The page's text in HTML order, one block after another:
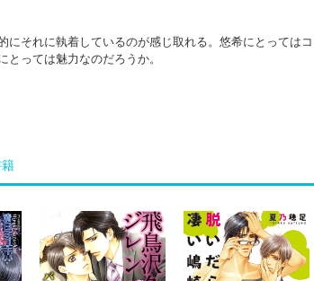
にそれに執着しているのが感じ取れる。悠希にとっては
とっては魅力なのだろうか。